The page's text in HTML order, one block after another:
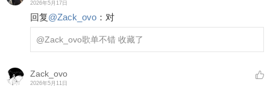
2026年5月17日
回复@Zack_ovo ： 对
@Zack_ovo歌单不错 收藏了
Zack_ovo
2026年5月11日